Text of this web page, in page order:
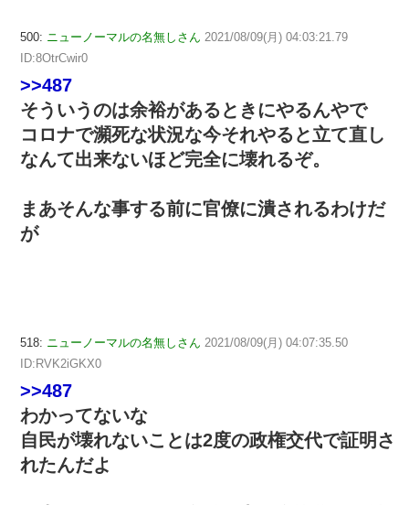
500: ニューノーマルの名無しさん 2021/08/09(月) 04:03:21.79
ID:8OtrCwir0
>>487
そういうのは余裕があるときにやるんやで
コロナで瀕死な状況な今それやると立て直し
なんて出来ないほど完全に壊れるぞ。
まあそんな事する前に官僚に潰されるわけだ
が
518: ニューノーマルの名無しさん 2021/08/09(月) 04:07:35.50
ID:RVK2iGKX0
>>487
わかってないな
自民が壊れないことは2度の政権交代で証明さ
れたんだよ